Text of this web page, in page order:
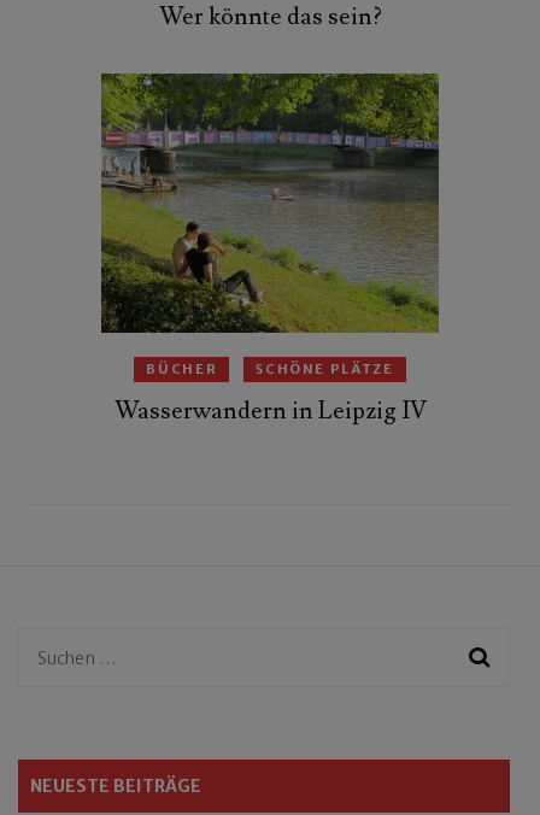
Wer könnte das sein?
BÜCHER SCHÖNE PLÄTZE
Wasserwandern in Leipzig IV
Suchen
NEUESTE BEITRÄGE